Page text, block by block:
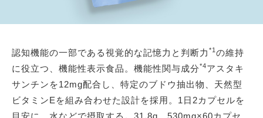
認知機能の一部である視覚的な記憶力と判断力 *1 の維持
に役立つ、機能性表示食品。機能性関与成分*4アスタキ
サンチンを12mg配合し、特定のブドウ抽出物、天然型
ビタミンEを組み合わせた設計を採用。1日2カプセルを
目安に、水などで摂取する。31.8g、530mg×60カプセ